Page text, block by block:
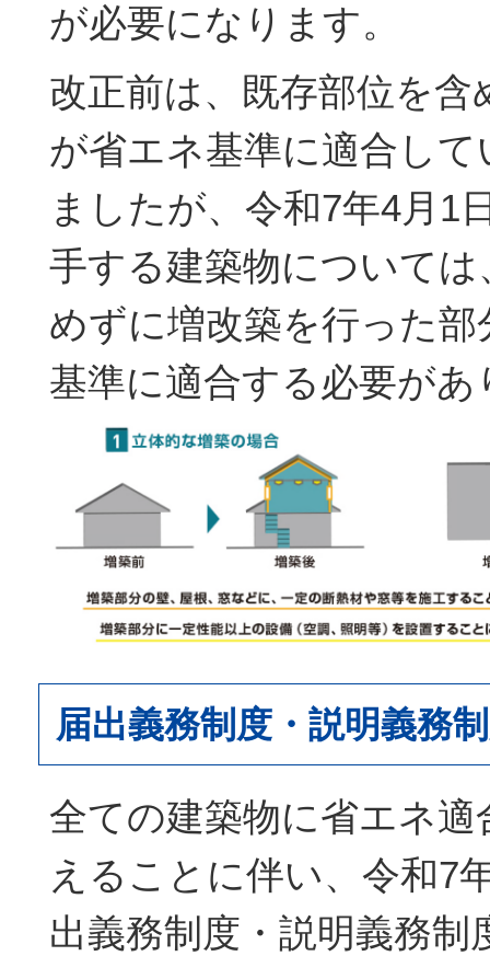
が必要になります。
改正前は、既存部位を含
が省エネ基準に適合し
ましたが、令和7年4月1
手する建築物については
めずに増改築を行った
基準に適合する必要があ
届出義務制度・説明義務
全ての建築物に省エネ
えることに伴い、令和7
出義務制度・説明義務制